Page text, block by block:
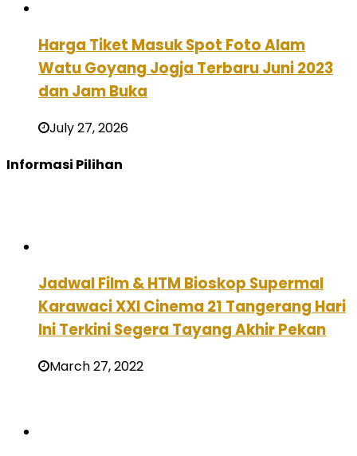
Harga Tiket Masuk Spot Foto Alam
Watu Goyang Jogja Terbaru Juni 2023
dan Jam Buka
July 27, 2026
Informasi Pilihan
Jadwal Film & HTM Bioskop Supermal
Karawaci XXI Cinema 21 Tangerang Hari
Ini Terkini Segera Tayang Akhir Pekan
March 27, 2022